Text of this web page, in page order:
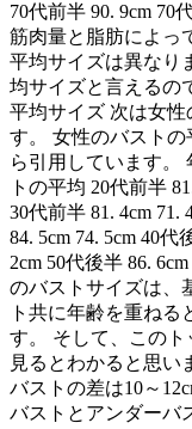
70代前半 90. 9cm 70
筋肉量と脂肪によっ
平均サイズは異なり
均サイズと言えるの
平均サイズ 次は女性
す。 女性のバスト
ら引用しています。
トの平均 20代前半
30代前半 81. 4cm 71.
84. 5cm 74. 5cm 40代
2cm 50代後半 86.
のバストサイズは、
ト共に年齢を重ねる
す。 そして、この
見るとわかると思い
バストの差は10～
バストとアンダーバ